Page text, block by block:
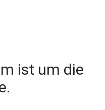
ist um die